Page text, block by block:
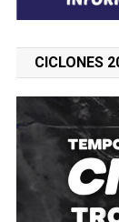
CICLONES